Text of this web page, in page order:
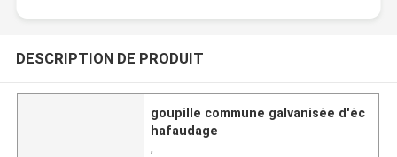
DESCRIPTION DE PRODUIT
goupille commune galvanisée d'éc
hafaudage
,